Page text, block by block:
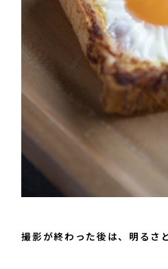
撮影が終わった後は、明るさ